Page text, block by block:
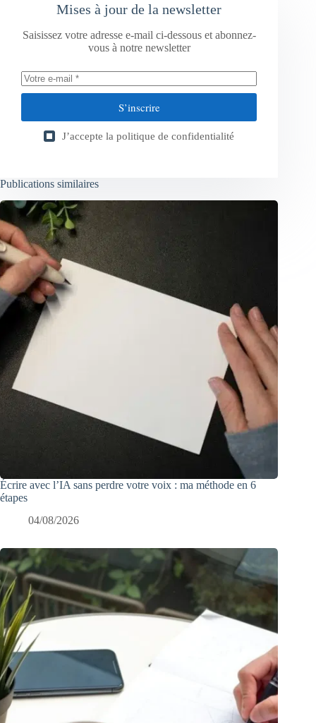
Mises à jour de la newsletter
Saisissez votre adresse e-mail ci-dessous et abonnez-
vous à notre newsletter
S’inscrire
J’accepte la politique de confidentialité
Publications similaires
Écrire avec l’IA sans perdre votre voix : ma méthode en 6
étapes
04/08/2026